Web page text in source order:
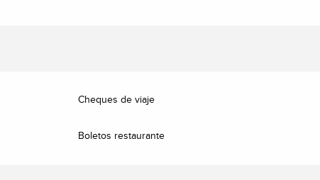
Cheques de viaje
Boletos restaurante